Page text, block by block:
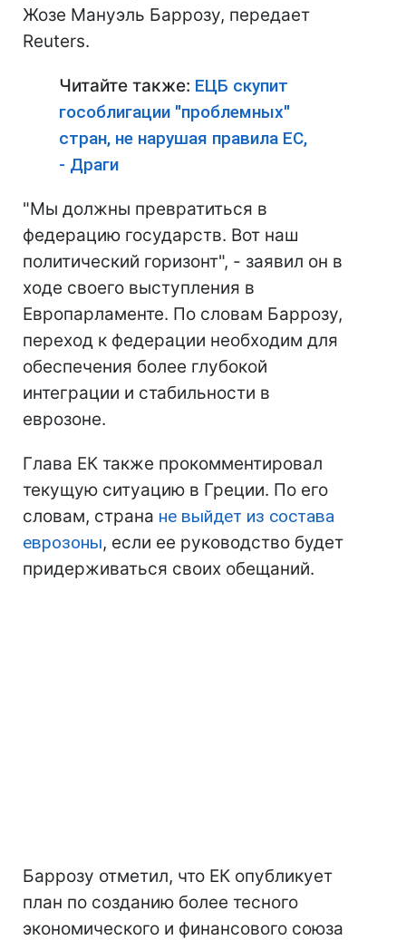
Жозе Мануэль Баррозу, передает
Reuters.
Читайте также: ЕЦБ скупит
гособлигации "проблемных"
стран, не нарушая правила ЕС,
- Драги
"Мы должны превратиться в
федерацию государств. Вот наш
политический горизонт", - заявил он в
ходе своего выступления в
Европарламенте. По словам Баррозу,
переход к федерации необходим для
обеспечения более глубокой
интеграции и стабильности в
еврозоне.
Глава ЕК также прокомментировал
текущую ситуацию в Греции. По его
словам, страна не выйдет из состава
еврозоны, если ее руководство будет
придерживаться своих обещаний.
Баррозу отметил, что ЕК опубликует
план по созданию более тесного
экономического и финансового союза